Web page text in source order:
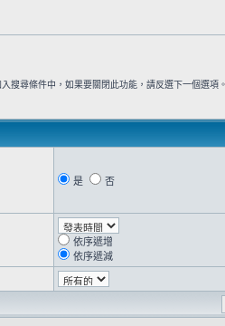
搜尋條件中，如果要關閉此功能，請反選下一個選項
是 否
依序遞增
依序遞減